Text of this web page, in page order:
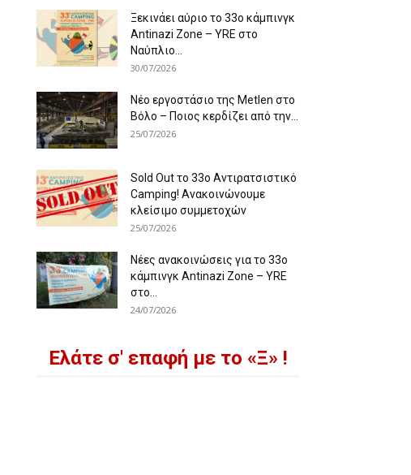
Ξεκινάει αύριο το 33ο κάμπινγκ
Antinazi Zone – YRE στο
Ναύπλιο...
30/07/2026
Νέο εργοστάσιο της Metlen στο
Βόλο – Ποιος κερδίζει από την...
25/07/2026
Sold Out το 33ο Αντιρατσιστικό
Camping! Ανακοινώνουμε
κλείσιμο συμμετοχών
25/07/2026
Νέες ανακοινώσεις για το 33ο
κάμπινγκ Antinazi Zone – YRE
στο...
24/07/2026
Ελάτε σ' επαφή με το «Ξ» !